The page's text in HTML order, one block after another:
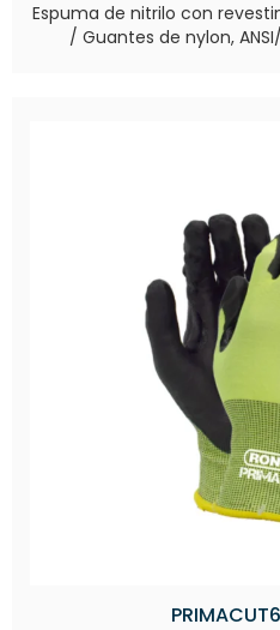
Espuma de nitrilo con
/ Guantes de nylon,